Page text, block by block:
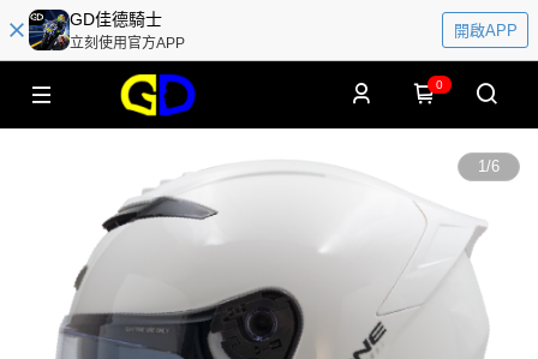
GD佳德騎士
立刻使用官方APP
開啟APP
0
1/6